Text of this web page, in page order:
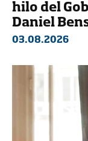
hilo del
Daniel
03.08.2026